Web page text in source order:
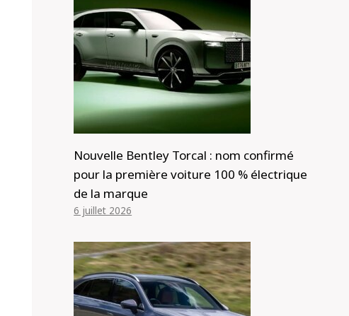
Nouvelle Bentley Torcal : nom confirmé
pour la première voiture 100 % électrique
de la marque
6 juillet 2026